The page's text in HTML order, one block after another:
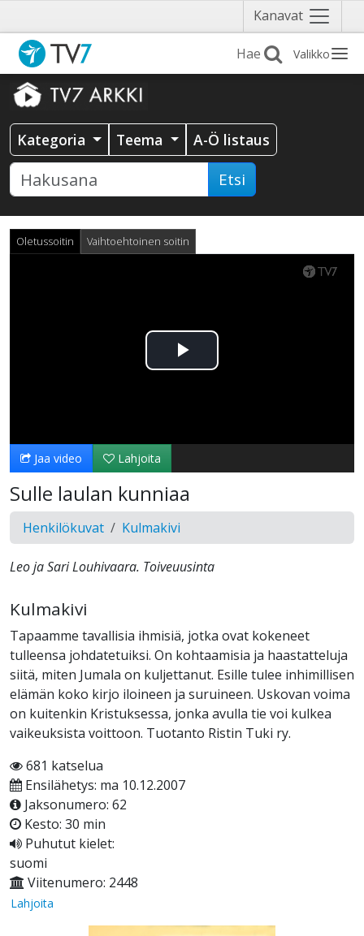
Kanavat Näytä
valikko
Valikko
Kategoria Teema A-Ö listaus
Etsi
Oletussoitin Vaihtoehtoinen soitin
Toista
Jaa video Lahjoita
Sulle laulan kunniaa
Henkilökuvat Kulmakivi
Leo ja Sari Louhivaara. Toiveuusinta
Kulmakivi
Tapaamme tavallisia ihmisiä, jotka ovat kokeneet
tulleensa johdatetuiksi. On kohtaamisia ja haastatteluja
siitä, miten Jumala on kuljettanut. Esille tulee inhimillisen
elämän koko kirjo iloineen ja suruineen. Uskovan voima
on kuitenkin Kristuksessa, jonka avulla tie voi kulkea
vaikeuksista voittoon. Tuotanto Ristin Tuki ry.
681 katselua
Ensilähetys: ma 10.12.2007
Jaksonumero: 62
Kesto: 30 min
Puhutut kielet:
suomi
Viitenumero: 2448
Lahjoita